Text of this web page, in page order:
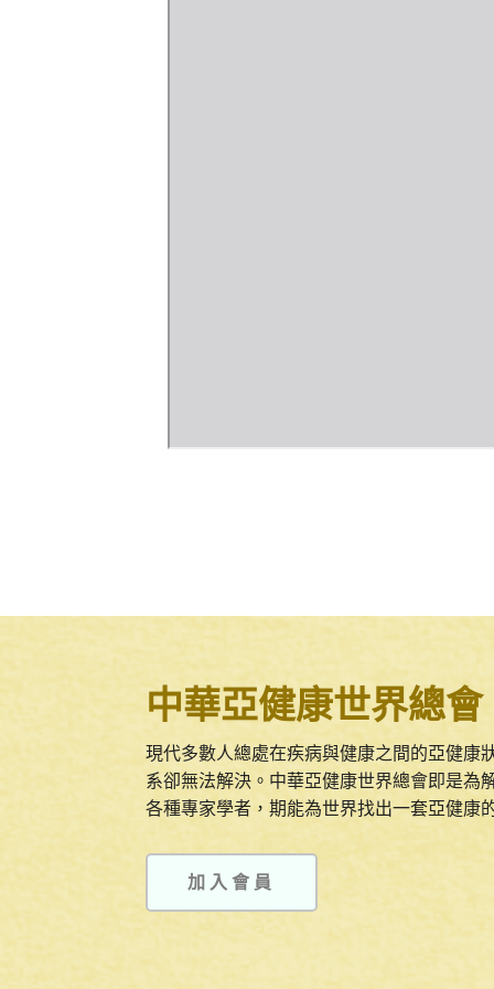
中華亞健康世界總會
現代多數人總處在疾病與健康之間的亞健康
系卻無法解決。中華亞健康世界總會即是為
各種專家學者，期能為世界找出一套亞健康
加入會員